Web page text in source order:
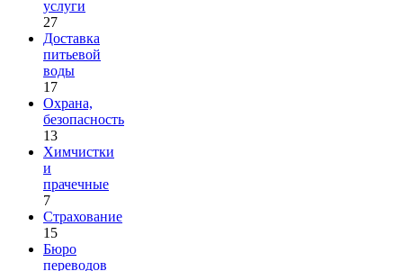
услуги
27
Доставка
питьевой
воды
17
Охрана,
безопасность
13
Химчистки
и
прачечные
7
Страхование
15
Бюро
переводов